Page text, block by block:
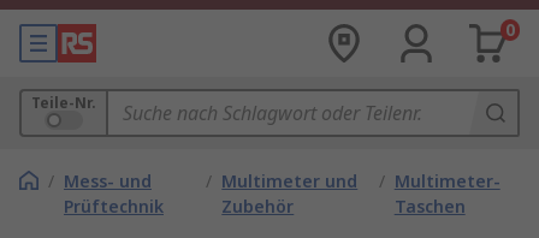
0
Teile-Nr.
/ Mess- und
Prüftechnik
/ Multimeter und
Zubehör
/ Multimeter-
Taschen